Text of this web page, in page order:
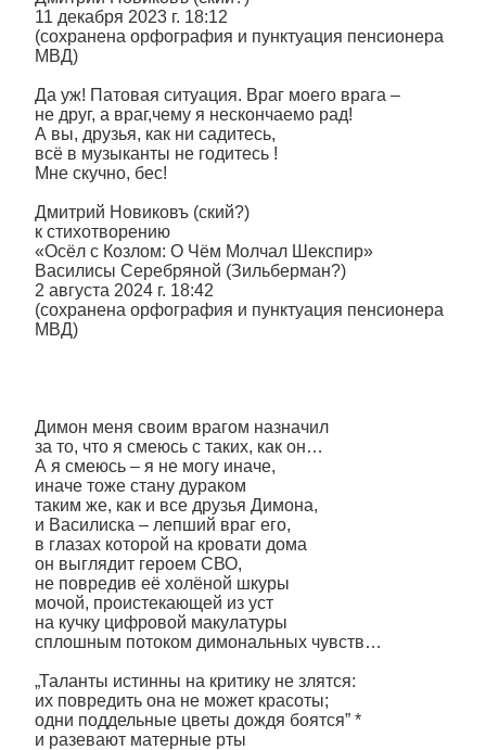
11 декабря 2023 г. 18:12
(сохранена орфография и пунктуация пенсионера
МВД)
Да уж! Патовая ситуация. Враг моего врага –
не друг, а враг,чему я нескончаемо рад!
А вы, друзья, как ни садитесь,
всё в музыканты не годитесь !
Мне скучно, бес!
Дмитрий Новиковъ (ский?)
к стихотворению
«Осёл с Козлом: О Чём Молчал Шекспир»
Василисы Серебряной (Зильберман?)
2 августа 2024 г. 18:42
(сохранена орфография и пунктуация пенсионера
МВД)
Димон меня своим врагом назначил
за то, что я смеюсь с таких, как он…
А я смеюсь – я не могу иначе,
иначе тоже стану дураком
таким же, как и все друзья Димона,
и Василиска – лепший враг его,
в глазах которой на кровати дома
он выглядит героем СВО,
не повредив её холёной шкуры
мочой, проистекающей из уст
на кучку цифровой макулатуры
сплошным потоком димональных чувств…
„Таланты истинны на критику не злятся:
их повредить она не может красоты;
одни поддельные цветы дождя боятся” *
и разевают матерные рты